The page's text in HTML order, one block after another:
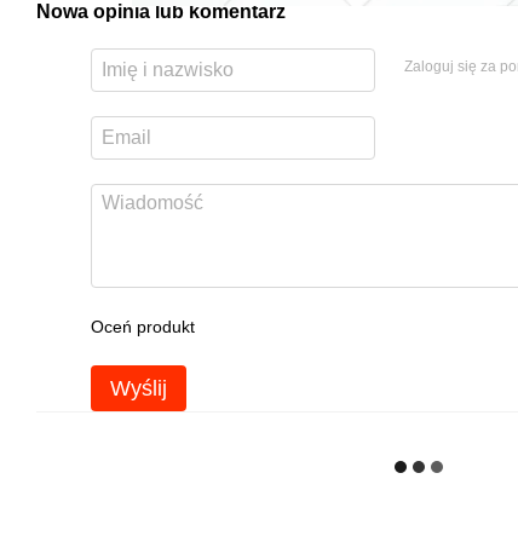
Nowa opinia lub komentarz
Zaloguj się za
Oceń produkt
Wyślij